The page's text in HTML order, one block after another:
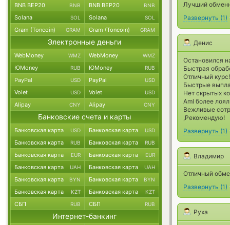
Лучший
Развернуть (1)
Денис
Остановился
Быстрая
Отличный курс!
Быстрые
Нет скрытых
Aml более
Вежливые
,Рекомендую!
Развернуть (1)
Владимир
Отличный
Развернуть (1)
Руха
BNB BEP20 BNB BNB BEP20 BNB
Solana SOL Solana SOL
Gram (Toncoin) GRAM Gram (Toncoin) GRAM
Электронные деньги
WebMoney WMZ WebMoney WMZ
ЮMoney RUB ЮMoney RUB
PayPal USD PayPal USD
Volet USD Volet USD
Alipay CNY Alipay CNY
Банковские счета и карты
Банковская карта USD Банковская карта USD
Банковская карта RUB Банковская карта RUB
Банковская карта EUR Банковская карта EUR
Банковская карта UAH Банковская карта UAH
Банковская карта BYN Банковская карта BYN
Банковская карта KZT Банковская карта KZT
СБП RUB СБП RUB
Интернет-банкинг